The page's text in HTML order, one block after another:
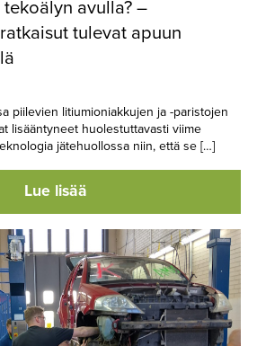
avulla? –
tulevat apuun
piilevien litiumioniakkujen ja -paristojen
lisääntyneet huolestuttavasti viime
jätehuollossa niin, että se […]
Lue lisää